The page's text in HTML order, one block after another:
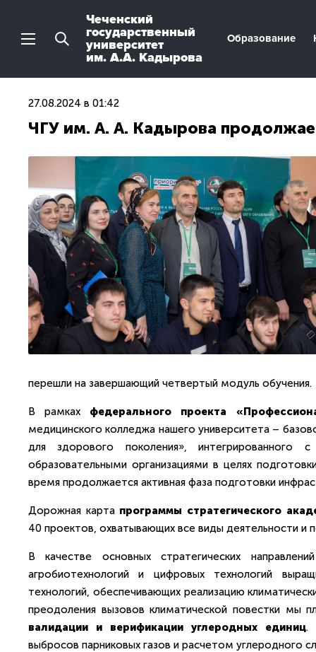
Чеченский
государственный
университет
им. А.А. Кадырова
Образование
27.08.2024 в 01:42
ЧГУ им. А. А. Кадырова
перешли на завершающий четвертый модуль обучения.
В рамках федерального проекта
медицинского колледжа нашего университета –
для здорового поколения», интегрированного
образовательными организациями в целях
время продолжается активная фаза подготовки
Дорожная карта программы стратегического
40 проектов, охватывающих все виды деятельности и
В качестве основных стратегических
агробиотехнологий и цифровых технологий
технологий, обеспечивающих реализацию
преодоления вызовов климатической повестки мы
валидации и верификации углеродных единиц.
выбросов парниковых газов и расчетом углеродного